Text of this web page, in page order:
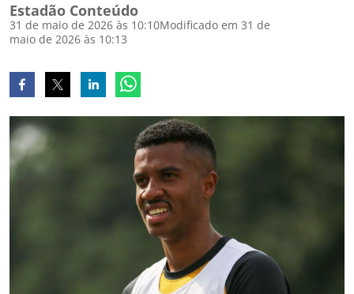
Estadão Conteúdo
31 de maio de 2026 às 10:10Modificado em 31 de
maio de 2026 às 10:13